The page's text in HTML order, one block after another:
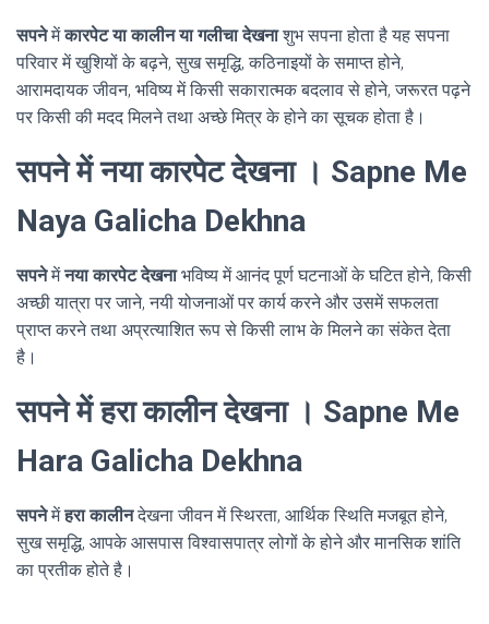
सपनेमेंकारपेट या कालीन या गलीचा देखनाशुभ सपना होता है यह सपना
परिवार में खुशियों के बढ़ने, सुख समृद्धि, कठिनाइयों के समाप्त होने,
आरामदायक जीवन, भविष्य में किसी सकारात्मक बदलाव से होने, जरूरत पढ़ने
पर किसी की मदद मिलने तथा अच्छे मित्र के होने का सूचक होता है।
सपने में नया कारपेट देखना । Sapne Me
Naya Galicha Dekhna
सपनेमेंनया कारपेट देखनाभविष्य में आनंद पूर्ण घटनाओं के घटित होने, किसी
अच्छी यात्रा पर जाने, नयी योजनाओं पर कार्य करने और उसमें सफलता
प्राप्त करने तथा अप्रत्याशित रूप से किसी लाभ के मिलने का संकेत देता
है।
सपने में हरा कालीन देखना । Sapne Me
Hara Galicha Dekhna
सपनेमेंहरा कालीनदेखना जीवन में स्थिरता, आर्थिक स्थिति मजबूत होने,
सुख समृद्धि, आपके आसपास विश्वासपात्र लोगों के होने और मानसिक शांति
का प्रतीक होते है।